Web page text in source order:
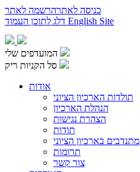
כניסה לאתרהרשמה לאתר
English Site
המועדפים שלי
סל הקניות ריק
אודות
תולדות הארכיון הציוני
הנהלת הארכיון
הצהרת נגישות
תודות
מתנדבים בארכיון הציוני
תרומות
צור קשר